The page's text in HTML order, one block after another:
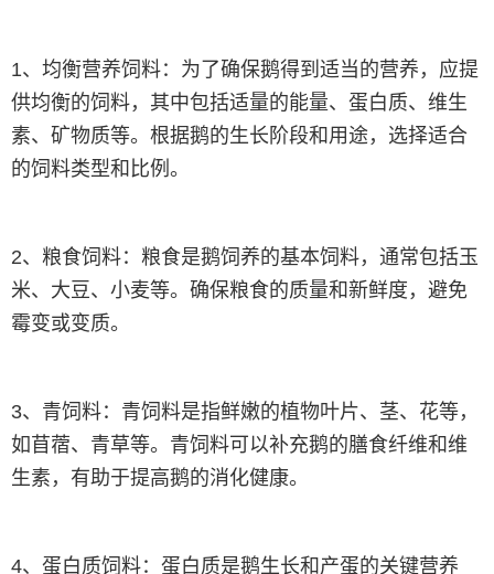
1、均衡营养饲料：为了确保鹅得到适当的营养，应提
供均衡的饲料，其中包括适量的能量、蛋白质、维生
素、矿物质等。根据鹅的生长阶段和用途，选择适合
的饲料类型和比例。
2、粮食饲料：粮食是鹅饲养的基本饲料，通常包括玉
米、大豆、小麦等。确保粮食的质量和新鲜度，避免
霉变或变质。
3、青饲料：青饲料是指鲜嫩的植物叶片、茎、花等，
如苜蓿、青草等。青饲料可以补充鹅的膳食纤维和维
生素，有助于提高鹅的消化健康。
4、蛋白质饲料：蛋白质是鹅生长和产蛋的关键营养